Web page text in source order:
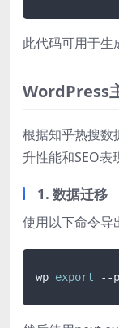
此代码可用于生
WordPress
根据知乎热搜
升性能和SEO表
1. 数据迁移
使用以下命令导
wp export